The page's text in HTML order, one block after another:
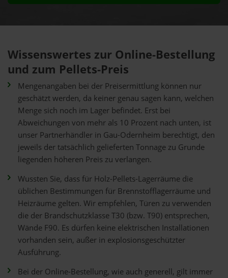
Wissenswertes zur Online-Bestellung
und zum Pellets-Preis
Mengenangaben bei der Preisermittlung können nur
geschätzt werden, da keiner genau sagen kann, welchen
Menge sich noch im Lager befindet. Erst bei
Abweichungen von mehr als 10 Prozent nach unten, ist
unser Partnerhändler in Gau-Odernheim berechtigt, den
jeweils der tatsächlich gelieferten Tonnage zu Grunde
liegenden höheren Preis zu verlangen.
Wussten Sie, dass für Holz-Pellets-Lagerräume die
üblichen Bestimmungen für Brennstofflagerräume und
Heizräume gelten. Wir empfehlen, Türen zu verwenden
die der Brandschutzklasse T30 (bzw. T90) entsprechen,
Wände F90. Es dürfen keine elektrischen Installationen
vorhanden sein, außer in explosionsgeschützter
Ausführung.
Bei der Online-Bestellung, wie auch generell, gilt immer